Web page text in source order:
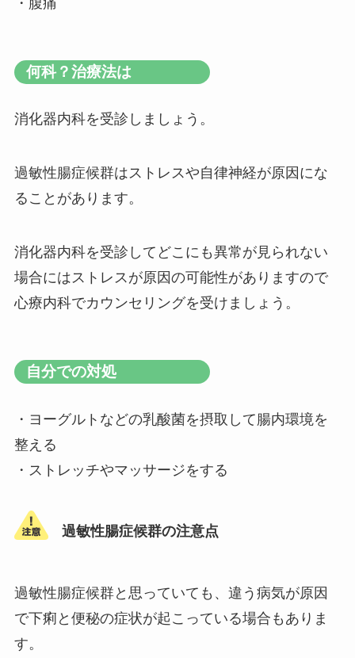
何科？治療法は
消化器内科を受診しましょう。
過敏性腸症候群はストレスや自律神経が原因にな
ることがあります。
消化器内科を受診してどこにも異常が見られない
場合にはストレスが原因の可能性がありますので
心療内科でカウンセリングを受けましょう。
自分での対処
・ヨーグルトなどの乳酸菌を摂取して腸内環境を
整える
・ストレッチやマッサージをする
過敏性腸症候群の注意点
過敏性腸症候群と思っていても、違う病気が原因
で下痢と便秘の症状が起こっている場合もありま
す。